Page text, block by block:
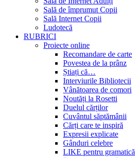
Sală de împrumut Copii
Sală Internet Copii
Ludotecă
RUBRICI
Proiecte online
Recomandare de carte
Povestea de la prânz
Știați că…
Interviurile Bibliotecii
Vânătoarea de comori
Noutăți la Rosetti
Duelul cărților
Cuvântul săptămânii
Cărți care te inspiră
Expresii explicate
Gânduri celebre
LIKE pentru gramatică